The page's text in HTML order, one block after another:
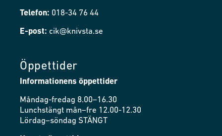
Telefon: 018-34 76 44
E-post: cik@knivsta.se
Öppettider
Informationens öppettider
Måndag-fredag 8.00–16.30
Lunchstängt mån–fre 12.00-12.30
Lördag–söndag STÄNGT